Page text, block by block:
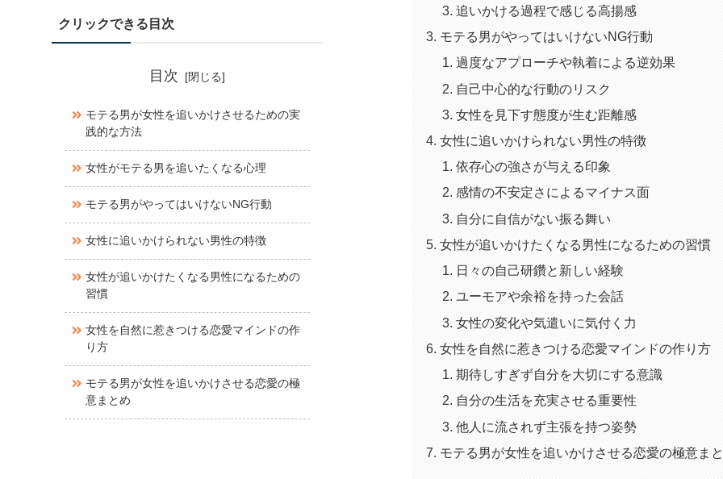
追いかける過程で感じる高揚感
モテる男がやってはいけないNG行動
過度なアプローチや執着による逆効果
自己中心的な行動のリスク
女性を見下す態度が生む距離感
女性に追いかけられない男性の特徴
依存心の強さが与える印象
感情の不安定さによるマイナス面
自分に自信がない振る舞い
女性が追いかけたくなる男性になるための習慣
日々の自己研鑽と新しい経験
ユーモアや余裕を持った会話
女性の変化や気遣いに気付く力
女性を自然に惹きつける恋愛マインドの作り方
期待しすぎず自分を大切にする意識
自分の生活を充実させる重要性
他人に流されず主張を持つ姿勢
モテる男が女性を追いかけさせる恋愛の極意ま
クリックできる目次
目次
モテる男が女性を追いかけさせるための実
践的な方法
女性がモテる男を追いたくなる心理
モテる男がやってはいけないNG行動
女性に追いかけられない男性の特徴
女性が追いかけたくなる男性になるための
習慣
女性を自然に惹きつける恋愛マインドの作
り方
モテる男が女性を追いかけさせる恋愛の極
意まとめ